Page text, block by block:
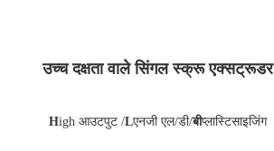
उच्च दक्षता वाले सिंगल स्क्रू एक्सट्रूडर
High आउटपुट /Lएनजी एल/डी/बीप्लास्टिसाइजिंग